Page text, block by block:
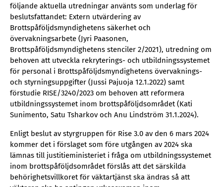
följande aktuella utredningar använts som underlag för
beslutsfattandet: Extern utvärdering av
Brottspåföljdsmyndighetens säkerhet och
övervakningsarbete (Jyri Paasonen,
Brottspåföljdsmyndighetens stenciler 2/2021), utredning om
behoven att utveckla rekryterings- och utbildningssystemet
för personal i Brottspåföljdsmyndighetens övervaknings-
och styrningsuppgifter (Jussi Pajuoja 12.1.2022) samt
förstudie RISE/3240/2023 om behoven att reformera
utbildningssystemet inom brottspåföljdsområdet (Kati
Sunimento, Satu Tsharkov och Anu Lindström 31.1.2024).
Enligt beslut av styrgruppen för Rise 3.0 av den 6 mars 2024
kommer det i förslaget som före utgången av 2024 ska
lämnas till justitieministeriet i fråga om utbildningssystemet
inom brottspåföljdsområdet förslås att det särskilda
behörighetsvillkoret för väktartjänst ska ändras så att